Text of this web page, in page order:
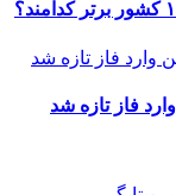
فاز تازه شد